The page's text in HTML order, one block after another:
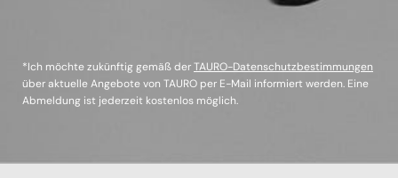
*Ich möchte zukünftig gemäß derTAURO-Datenschutzbestimmungen
über aktuelle Angebote von TAURO per E-Mail informiert werden. Eine
Abmeldung ist jederzeit kostenlos möglich.